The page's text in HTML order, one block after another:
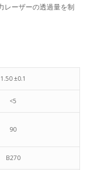
レーザーの透過量を制
1.50 ±0.1
<5
90
B270